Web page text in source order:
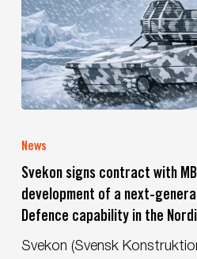
signs
with
MBDA
for
the
News
Svekon signs contract with
development of a next-
Defence capability in the
Svekon (Svensk